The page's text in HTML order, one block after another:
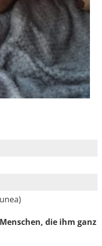
die ihm ganz